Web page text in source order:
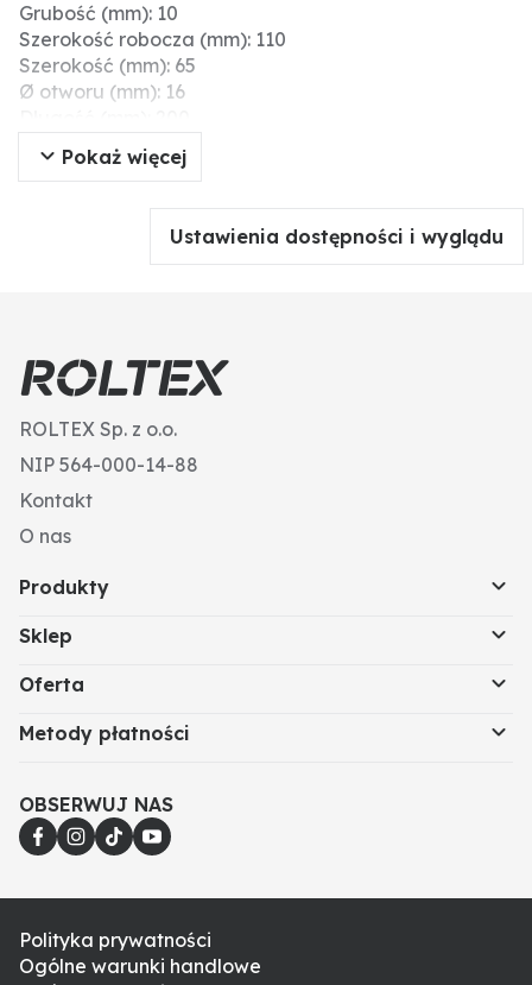
Grubość (mm): 10
Szerokość robocza (mm): 110
Szerokość (mm): 65
Ø otworu (mm): 16
Pokaż więcej
Ustawienia dostępności i wyglądu
ROLTEX Sp. z o.o.
NIP 564-000-14-88
Kontakt
O nas
Produkty
Sklep
Oferta
Metody płatności
OBSERWUJ NAS
Polityka prywatności
Ogólne warunki handlowe